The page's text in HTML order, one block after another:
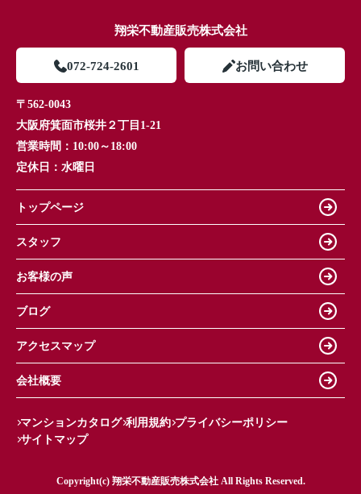
翔栄不動産販売株式会社
072-724-2601 お問い合わせ
〒562-0043
大阪府箕面市桜井２丁目1-21
営業時間： 10:00～18:00
定休日： 水曜日
トップページ
スタッフ
お客様の声
ブログ
アクセスマップ
会社概要
マンションカタログ 利用規約 プライバシーポリシー
サイトマップ
Copyright(c) 翔栄不動産販売株式会社 All Rights Reserved.